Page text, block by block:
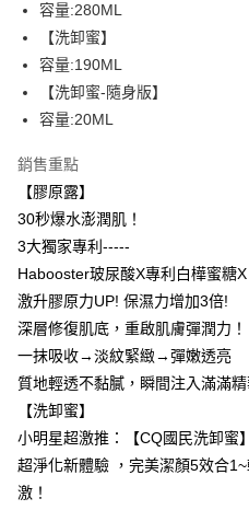
街口支付
悠遊付
ATM付款
全家取貨付款
每筆NT$85，滿NT$599(含以上)免
付款後全家取貨
7-11取貨付款
每筆NT$85，滿NT$799(含以上)免
每筆NT$85，滿NT$599(含以上)
宅配
每筆NT$85，滿NT$599(含以上)免
容量:280ML
【洗卸蜜】
容量:190ML
【洗卸蜜-隨身版】
容量:20ML
銷售重點
【膠原露】
30秒爆水澎潤肌！
3大獨家專利-----
Habooster玻尿酸X專利白樺蜜糖
激升膠原力UP! 保濕力增加3倍!
深層修復肌底，重啟肌膚彈潤力！
一抹吸收→淡紋緊緻→彈嫩透亮
質地輕透不黏膩，瞬間注入滿滿
【洗卸蜜】
小明星超激推：【CQ國民洗卸蜜
超淨化新體驗 ，完美潔顏5效合
激！